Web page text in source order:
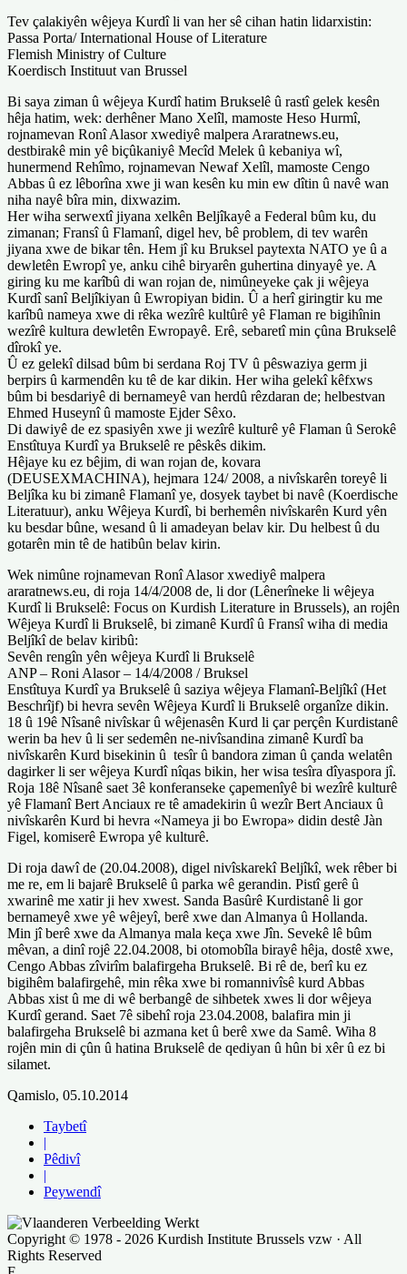
Tev çalakiyên wêjeya Kurdî li van her sê cihan hatin lidarxistin:
Passa Porta/ International House of Literature
Flemish Ministry of Culture
Koerdisch Instituut van Brussel
Bi saya ziman û wêjeya Kurdî hatim Brukselê û rastî gelek kesên
hêja hatim, wek: derhêner Mano Xelîl, mamoste Heso Hurmî,
rojnamevan Ronî Alasor xwediyê malpera Araratnews.eu,
destbirakê min yê biçûkaniyê Mecîd Melek û kebaniya wî,
hunermend Rehîmo, rojnamevan Newaf Xelîl, mamoste Cengo
Abbas û ez lêborîna xwe ji wan kesên ku min ew dîtin û navê wan
niha nayê bîra min, dixwazim.
Her wiha serwextî jiyana xelkên Beljîkayê a Federal bûm ku, du
zimanan; Fransî û Flamanî, digel hev, bê problem, di tev warên
jiyana xwe de bikar tên. Hem jî ku Bruksel paytexta NATO ye û a
dewletên Ewropî ye, anku cihê biryarên guhertina dinyayê ye. A
giring ku me karîbû di wan rojan de, nimûneyeke çak ji wêjeya
Kurdî sanî Beljîkiyan û Ewropiyan bidin. Û a herî giringtir ku me
karîbû nameya xwe di rêka wezîrê kultûrê yê Flaman re bigihînin
wezîrê kultura dewletên Ewropayê. Erê, sebaretî min çûna Brukselê
dîrokî ye.
Û ez gelekî dilsad bûm bi serdana Roj TV û pêswaziya germ ji
berpirs û karmendên ku tê de kar dikin. Her wiha gelekî kêfxws
bûm bi besdariyê di bernameyê van herdû rêzdaran de; helbestvan
Ehmed Huseynî û mamoste Ejder Sêxo.
Di dawiyê de ez spasiyên xwe ji wezîrê kulturê yê Flaman û Serokê
Enstîtuya Kurdî ya Brukselê re pêskês dikim.
Hêjaye ku ez bêjim, di wan rojan de, kovara
(DEUSEXMACHINA), hejmara 124/ 2008, a nivîskarên toreyê li
Beljîka ku bi zimanê Flamanî ye, dosyek taybet bi navê (Koerdische
Literatuur), anku Wêjeya Kurdî, bi berhemên nivîskarên Kurd yên
ku besdar bûne, wesand û li amadeyan belav kir. Du helbest û du
gotarên min tê de hatibûn belav kirin.
Wek nimûne rojnamevan Ronî Alasor xwediyê malpera
araratnews.eu, di roja 14/4/2008 de, li dor (Lênerîneke li wêjeya
Kurdî li Brukselê: Focus on Kurdish Literature in Brussels), an rojên
Wêjeya Kurdî li Brukselê, bi zimanê Kurdî û Fransî wiha di media
Beljîkî de belav kiribû:
Sevên rengîn yên wêjeya Kurdî li Brukselê
ANP – Roni Alasor – 14/4/2008 / Bruksel
Enstîtuya Kurdî ya Brukselê û saziya wêjeya Flamanî-Beljîkî (Het
Beschrîjf) bi hevra sevên Wêjeya Kurdî li Brukselê organîze dikin.
18 û 19ê Nîsanê nivîskar û wêjenasên Kurd li çar perçên Kurdistanê
werin ba hev û li ser sedemên ne-nivîsandina zimanê Kurdî ba
nivîskarên Kurd bisekinin û tesîr û bandora ziman û çanda welatên
dagirker li ser wêjeya Kurdî nîqas bikin, her wisa tesîra dîyaspora jî.
Roja 18ê Nîsanê saet 3ê konferanseke çapemenîyê bi wezîrê kulturê
yê Flamanî Bert Anciaux re tê amadekirin û wezîr Bert Anciaux û
nivîskarên Kurd bi hevra «Nameya ji bo Ewropa» didin destê Jàn
Figel, komiserê Ewropa yê kulturê.
Di roja dawî de (20.04.2008), digel nivîskarekî Beljîkî, wek rêber bi
me re, em li bajarê Brukselê û parka wê gerandin. Pistî gerê û
xwarinê me xatir ji hev xwest. Sanda Basûrê Kurdistanê li gor
bernameyê xwe yê wêjeyî, berê xwe dan Almanya û Hollanda.
Min jî berê xwe da Almanya mala keça xwe Jîn. Sevekê lê bûm
mêvan, a dinî rojê 22.04.2008, bi otomobîla birayê hêja, dostê xwe,
Cengo Abbas zîvirîm balafirgeha Brukselê. Bi rê de, berî ku ez
bigihêm balafirgehê, min rêka xwe bi romannivîsê kurd Abbas
Abbas xist û me di wê berbangê de sihbetek xwes li dor wêjeya
Kurdî gerand. Saet 7ê sibehî roja 23.04.2008, balafira min ji
balafirgeha Brukselê bi azmana ket û berê xwe da Samê. Wiha 8
rojên min di çûn û hatina Brukselê de qediyan û hûn bi xêr û ez bi
silamet.
Qamislo, 05.10.2014
Taybetî
|
Pêdivî
|
Peywendî
Copyright © 1978 - 2026 Kurdish Institute Brussels vzw · All
Rights Reserved